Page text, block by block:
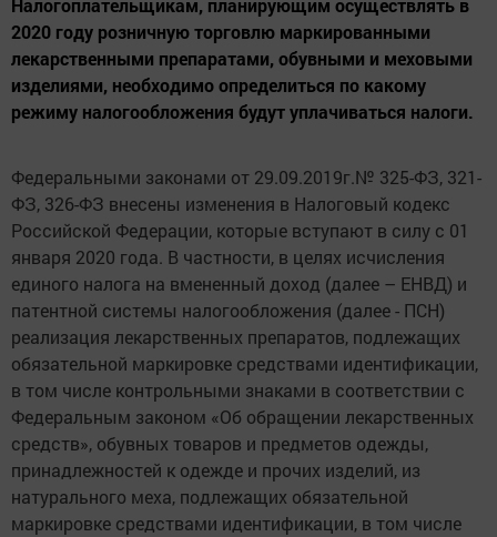
Налогоплательщикам, планирующим осуществлять в
2020 году розничную торговлю маркированными
лекарственными препаратами, обувными и меховыми
изделиями, необходимо определиться по какому
режиму налогообложения будут уплачиваться налоги.
Федеральными законами от 29.09.2019г.№ 325-ФЗ, 321-
ФЗ, 326-ФЗ внесены изменения в Налоговый кодекс
Российской Федерации, которые вступают в силу с 01
января 2020 года. В частности, в целях исчисления
единого налога на вмененный доход (далее – ЕНВД) и
патентной системы налогообложения (далее - ПСН)
реализация лекарственных препаратов, подлежащих
обязательной маркировке средствами идентификации,
в том числе контрольными знаками в соответствии с
Федеральным законом «Об обращении лекарственных
средств», обувных товаров и предметов одежды,
принадлежностей к одежде и прочих изделий, из
натурального меха, подлежащих обязательной
маркировке средствами идентификации, в том числе